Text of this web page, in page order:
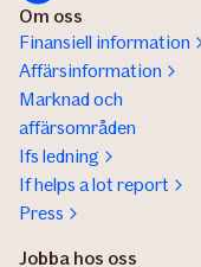
Om oss
Finansiell information
Affärsinformation
Marknad och
affärsområden
Ifs ledning
If helps a lot report
Press
Jobba hos oss